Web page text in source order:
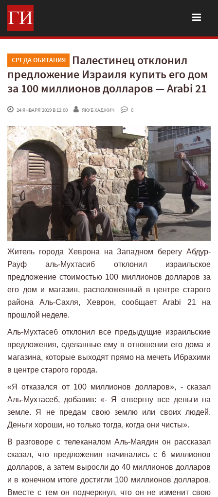
СРЕДА ОБИТАНИЯ
Палестинец отклонил
предложение Израиля купить его дом
за 100 миллионов долларов — Arabi 21
24 ЯНВАРЯ'2019 В 12:00 ЯКУБ ХАДЖИЧ 0
Житель города Хеврона на Западном берегу Абдур-
Рауф аль-Мухтасиб отклонил израильское
предложение стоимостью 100 миллионов долларов за
его дом и магазин, расположенный в центре старого
района Аль-Сахля, Хеврон, сообщает Arabi 21 на
прошлой неделе.
Аль-Мухтасеб отклонил все предыдущие израильские
предложения, сделанные ему в отношении его дома и
магазина, которые выходят прямо на мечеть Ибрахими
в центре старого города.
«Я отказался от 100 миллионов долларов», - сказал
Аль-Мухтасеб, добавив: «- Я отвергну все деньги на
земле. Я не предам свою землю или своих людей.
Деньги хороши, но только тогда, когда они чисты».
В разговоре с телеканалом Аль-Маядин он рассказал
сказал, что предложения начинались с 6 миллионов
долларов, а затем выросли до 40 миллионов долларов
и в конечном итоге достигли 100 миллионов долларов.
Вместе с тем он подчеркнул, что он не изменит свою